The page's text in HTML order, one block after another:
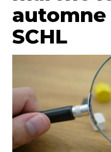
Actualités
Journal
Mot de l'éditeur
Divers
automne
SCHL